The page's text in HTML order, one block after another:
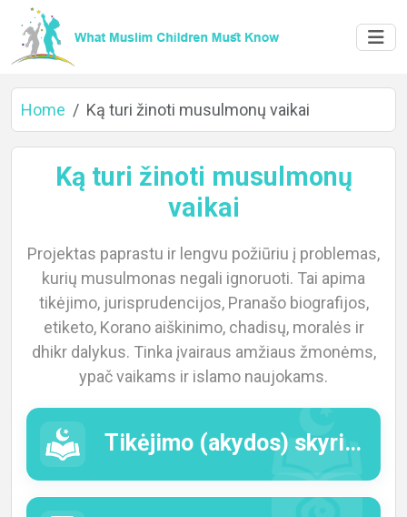
About
Languages
Home Ką turi žinoti musulmonų vaikai
Ką turi žinoti musulmonų
vaikai
Projektas paprastu ir lengvu požiūriu į problemas,
kurių musulmonas negali ignoruoti. Tai apima
tikėjimo, jurisprudencijos, Pranašo biografijos,
etiketo, Korano aiškinimo, chadisų, moralės ir
dhikr dalykus. Tinka įvairaus amžiaus žmonėms,
ypač vaikams ir islamo naujokams.
Tikėjimo (akydos) skyrius